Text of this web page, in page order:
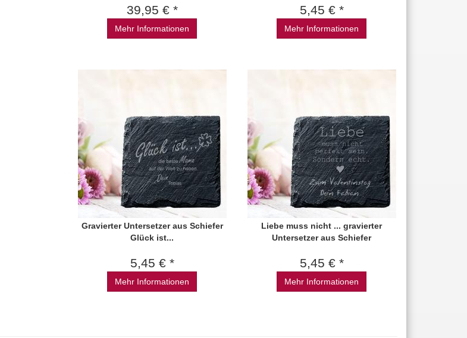
39,95 € *
Mehr Informationen
5,45 € *
Mehr Informationen
Gravierter Untersetzer aus Schiefer
Glück ist...
5,45 € *
Mehr Informationen
Liebe muss nicht ... gravierter
Untersetzer aus Schiefer
5,45 € *
Mehr Informationen